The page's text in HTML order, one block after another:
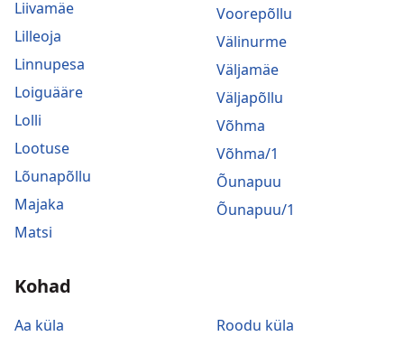
Liivamäe
Lilleoja
Linnupesa
Loiguääre
Lolli
Lootuse
Lõunapõllu
Majaka
Matsi
Voorepõllu
Välinurme
Väljamäe
Väljapõllu
Võhma
Võhma/1
Õunapuu
Õunapuu/1
Kohad
Aa küla Roodu küla